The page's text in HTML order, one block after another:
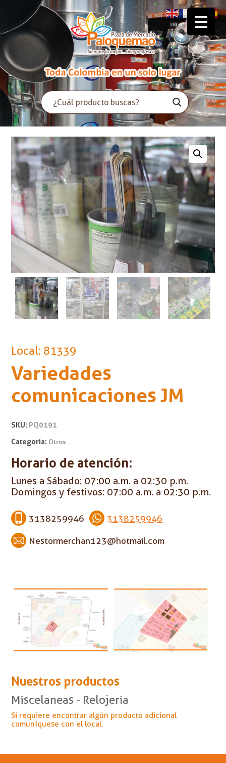
Local: 81339
Variedades
comunicaciones JM
SKU: PQ0191
Categoría: Otros
Horario de atención:
Lunes a Sábado: 07:00 a.m. a 02:30 p.m.
Domingos y festivos: 07:00 a.m. a 02:30 p.m.
3138259946 3138259946
Nestormerchan123@hotmail.com
Nuestros productos
Miscelaneas - Relojería
Si requiere encontrar algún producto adicional
comuníquese con el local.